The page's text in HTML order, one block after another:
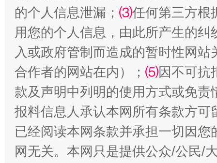
生
揭批美国五大"原罪" "
的个人信息泄漏； ⑶任何第三方根
用您的个人信息，由此所产生的纠
入或政府管制而造成的暂时性网
合作者的网站在内）； ⑸因不可抗
款及声明中列明的使用方式或免责
报料信息人承认本网所有条款方
已经阅读本网条款并承担一切因
网无关。本网只是提供公众/公民/